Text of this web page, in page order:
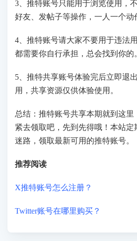
3、推特账号只能用于浏览使用，
好友、发帖子等操作，一人一个动
4、推特账号请大家不要用于违法
都需要你自行承担，总会找到你的
5、推特共享账号体验完后立即退
用，共享资源仅供体验使用。
总结：推特账号共享本期就到这
紧去领取吧，先到先得哦！本站定
迷路，领取最新可用的推特账号。
推荐阅读
X推特账号怎么注册？
Twitter账号在哪里购买？